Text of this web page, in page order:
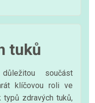
tuků
součást
klíčovou roli ve
typů zdravých tuků,